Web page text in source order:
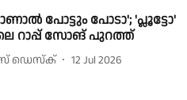
പോട്ടും പോടാ'; 'പ്ലൂട്ടോ'
റാപ്പ് സോങ് പുറത്ത്
ഡെസ്ക് 12 Jul 2026